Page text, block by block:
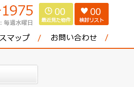
毎週水曜日
00 00